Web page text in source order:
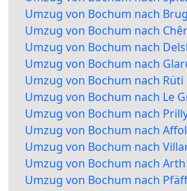
Umzug von Bochum nach
Umzug von Bochum nach
Umzug von Bochum nach
Umzug von Bochum nach
Umzug von Bochum nach Rüti
Umzug von Bochum nach Le
Umzug von Bochum nach
Umzug von Bochum nach
Umzug von Bochum nach
Umzug von Bochum nach Arth
Umzug von Bochum nach